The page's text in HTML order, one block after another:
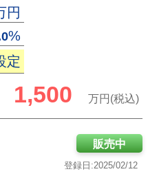
円
%
定
1,500 万円(税込)
登録日:2025/02/12
販売中